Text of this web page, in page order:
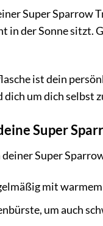
Super Sparrow
in der Sonne sitzt.
ist dein
um dich selbst
Super
deiner Super
mit
um auch